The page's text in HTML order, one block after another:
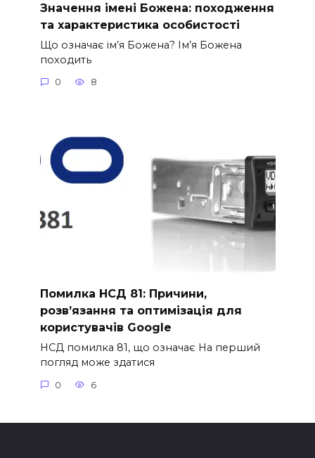
Значення імені Божена: походження
та характеристика особистості
Що означає ім’я Божена? Ім’я Божена
походить
0 8
Помилка НСД 81: Причини,
розв’язання та оптимізація для
користувачів Google
НСД помилка 81, що означає На перший
погляд може здатися
0 6